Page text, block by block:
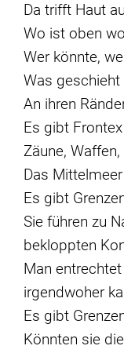
Da trifft Haut
Wo ist oben
Wer könnte,
Was geschieht
An ihren
Es gibt
Zäune,
Das
Es gibt
Sie führen zu
bekloppten
Man
irgendwoher
Es gibt
Könnten sie